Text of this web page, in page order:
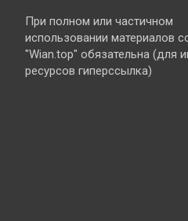
При полном или частичном
использовании материалов
"Wian.top" обязательна (для
ресурсов гиперссылка)